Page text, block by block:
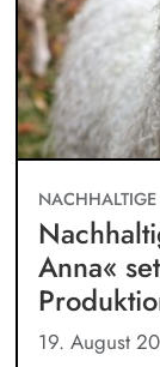
Anna«
19. August